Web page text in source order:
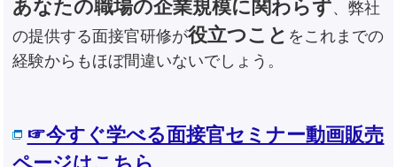
あなたの職場の企業規模に関わらず、弊社
の提供する面接官研修が役立つこと をこれまでの
経験からもほぼ間違いないでしょう。
☞今すぐ学べる面接官セミナー動画販売